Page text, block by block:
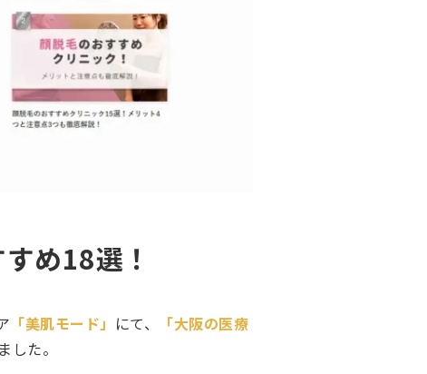
め18選！
「美肌モード」 にて、
「大阪の医療
した。